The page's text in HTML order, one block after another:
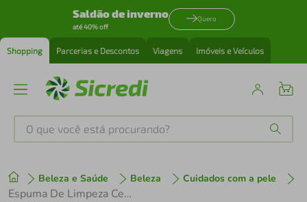
Saldão de inverno
até 40% off
Quero
Shopping Parcerias e Descontos Viagens Imóveis e Veículos
O que você está procurando?
Beleza e Saúde Beleza Cuidados com a pele
Espuma De Limpeza Cetaphil Pro Ar Calm Control 236ml
1º tenis